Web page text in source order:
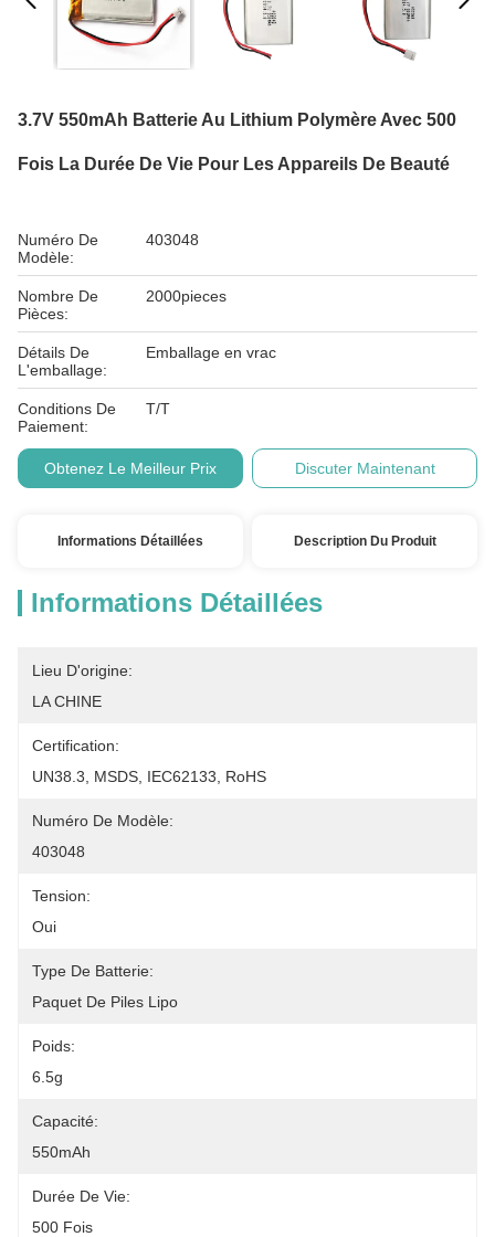
3.7V 550mAh Batterie Au Lithium Polymère Avec 500
Fois La Durée De Vie Pour Les Appareils De Beauté
Numéro De
Modèle:
403048
Nombre De
Pièces:
2000pieces
Détails De
L'emballage:
Emballage en vrac
Conditions De
Paiement:
T/T
Obtenez Le Meilleur Prix Discuter Maintenant
Informations Détaillées Description Du Produit
Informations Détaillées
Lieu D'origine:
LA CHINE
Certification:
UN38.3, MSDS, IEC62133, RoHS
Numéro De Modèle:
403048
Tension:
Oui
Type De Batterie:
Paquet De Piles Lipo
Poids:
6.5g
Capacité:
550mAh
Durée De Vie:
500 Fois